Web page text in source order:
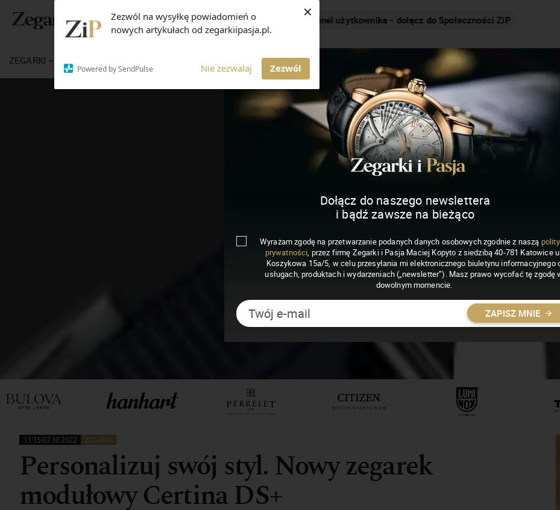
Zezwól na wysyłkę powiadomień o
nowych artykułach od zegarkiipasja.pl.
Powered by SendPulse Nie zezwalaj Zezwól
× Nakręcamy pozytywnie... cały czas!
ZEGARKI MAGAZYN ZEGARKI I PASJA
11:15 07.10.2022 ZEGARKI
Personalizuj swój styl. Nowy zegarek
modułowy Certina DS+
Dołącz do naszego newslettera
i bądź zawsze na bieżąco
Wyrażam zgodę na przetwarzanie podanych danych osobowych zgodnie z naszą
prywatności, przez firmę Zegarki i Pasja Maciej Kopyto z siedzibą 40-781 Katowice
Koszykowa 15a/5, w celu przesyłania mi elektronicznego biuletynu informacyjnego
usługach, produktach i wydarzeniach („newsletter”). Masz prawo wycofać tę zgodę
dowolnym momencie.
ZAPISZ MNIE